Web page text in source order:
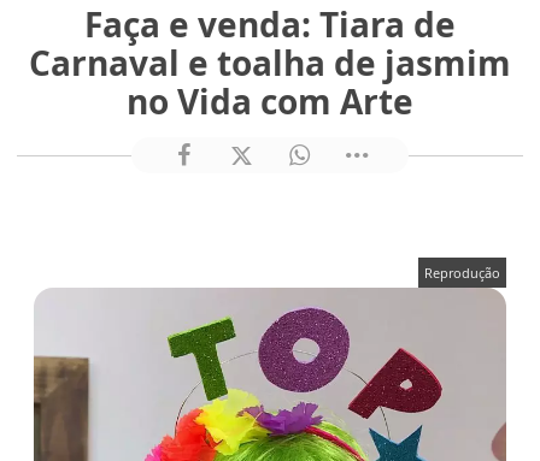
Faça e venda: Tiara de
Carnaval e toalha de jasmim
no Vida com Arte
Reprodução